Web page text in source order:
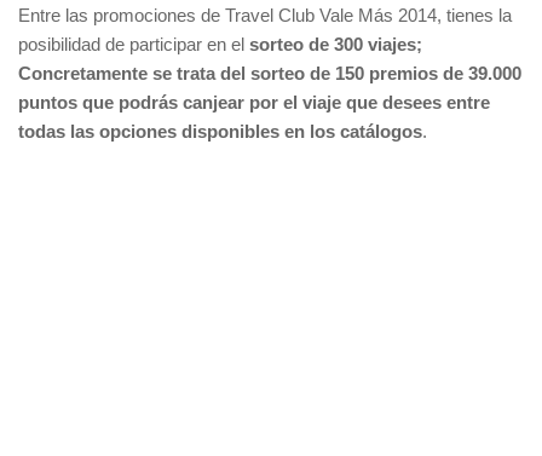
Entre las promociones de Travel Club Vale Más 2014, tienes la
posibilidad de participar en el sorteo de 300 viajes;
Concretamente se trata del sorteo de 150 premios de 39.000
puntos que podrás canjear por el viaje que desees entre
todas las opciones disponibles en los catálogos.